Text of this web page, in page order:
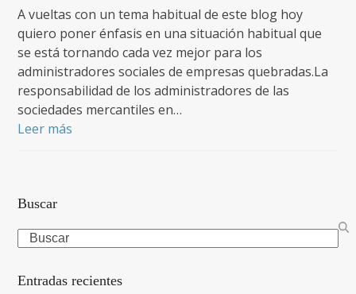
A vueltas con un tema habitual de este blog hoy
quiero poner énfasis en una situación habitual que
se está tornando cada vez mejor para los
administradores sociales de empresas quebradas.La
responsabilidad de los administradores de las
sociedades mercantiles en…
Leer más
Buscar
Search
Entradas recientes